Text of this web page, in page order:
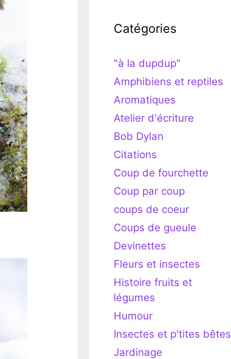
Catégories
"à la dupdup"
Amphibiens et reptiles
Aromatiques
Atelier d'écriture
Bob Dylan
Citations
Coup de fourchette
Coup par coup
coups de coeur
Coups de gueule
Devinettes
Fleurs et insectes
Histoire fruits et
légumes
Humour
Insectes et p'tites bêtes
Jardinage